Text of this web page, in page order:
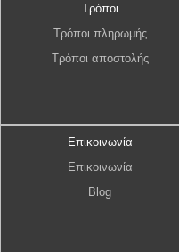
Τρόποι
Τρόποι πληρωμής
Τρόποι αποστολής
Επικοινωνία
Επικοινωνία
Blog